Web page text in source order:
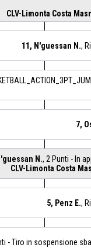
CLV-Limonta Costa
11, N'guessan N.,
7,
N., 2 Punti - In
CLV-Limonta Costa
5, Penz E.,
- Tiro in sospensione